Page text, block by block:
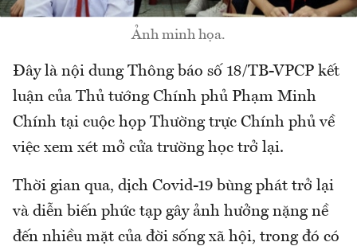
Ảnh minh họa.
Đây là nội dung Thông báo số 18/TB-VPCP kết
luận của Thủ tướng Chính phủ Phạm Minh
Chính tại cuộc họp Thường trực Chính phủ về
việc xem xét mở cửa trường học trở lại.
Thời gian qua, dịch Covid-19 bùng phát trở lại
và diễn biến phức tạp gây ảnh hưởng nặng nề
đến nhiều mặt của đời sống xã hội, trong đó có